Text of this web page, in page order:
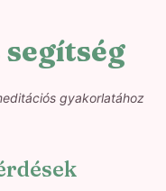
gyakorlatához